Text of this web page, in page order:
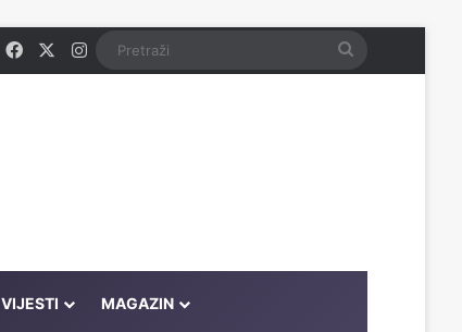
FacebookInstagram Pretraži
VIJESTI MAGAZIN